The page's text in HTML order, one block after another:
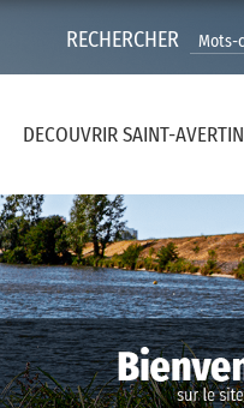
RECHERCHER
DECOUVRIR SAINT-AVERTIN